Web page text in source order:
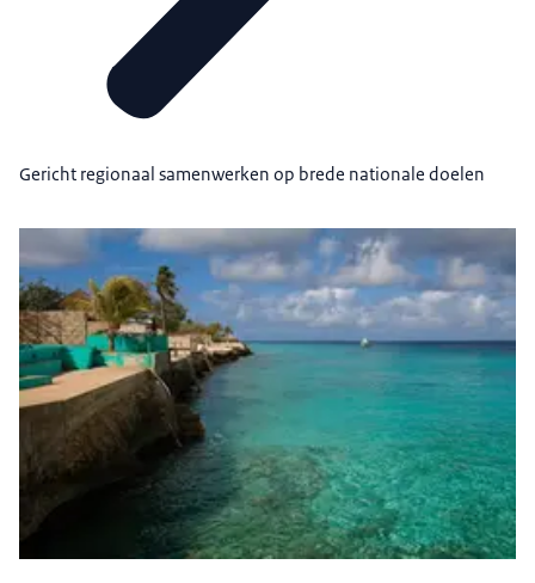
Gericht regionaal samenwerken op brede nationale doelen